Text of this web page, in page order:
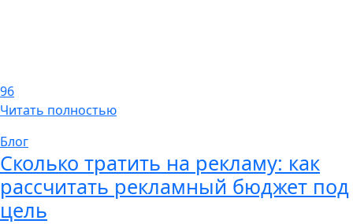
96
Читать полностью
Блог
Сколько тратить на рекламу: как
рассчитать рекламный бюджет под
цель